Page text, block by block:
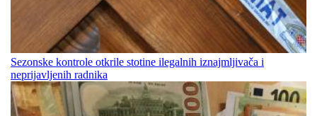
Sezonske kontrole otkrile stotine ilegalnih iznajmljivača i
neprijavljenih radnika